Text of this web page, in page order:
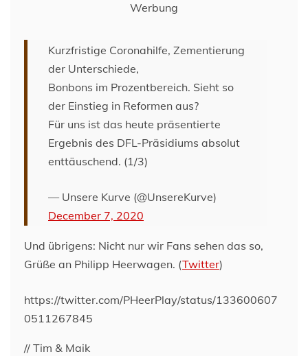
Werbung
Kurzfristige Coronahilfe, Zementierung
der Unterschiede,
Bonbons im Prozentbereich. Sieht so
der Einstieg in Reformen aus?
Für uns ist das heute präsentierte
Ergebnis des DFL-Präsidiums absolut
enttäuschend. (1/3)
— Unsere Kurve (@UnsereKurve)
December 7, 2020
Und übrigens: Nicht nur wir Fans sehen das so,
Grüße an Philipp Heerwagen. (Twitter)
https://twitter.com/PHeerPlay/status/133600607
0511267845
// Tim & Maik